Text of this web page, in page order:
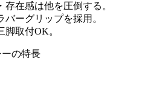
在感は他を圧倒する。
ーグリップを採用。
取付OK。
の特長